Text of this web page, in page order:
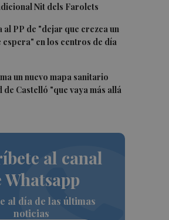
Nit dels Farolets
al PP de "dejar que crezca un
espera" en los centros de día
un nuevo mapa sanitario
Castelló "que vaya más allá
al canal
Whatsapp
al día de las últimas
noticias